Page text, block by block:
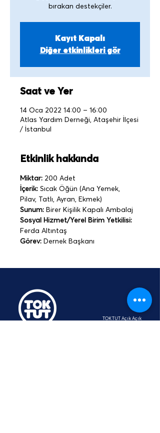
Kayıt Kapalı
Diğer etkinlikleri gör
Saat ve Yer
14 Oca 2022 14:00 – 16:00
Atlas Yardım Derneği, Ataşehir İlçesi
/ İstanbul
Etkinlik hakkında
Miktar: 200 Adet
İçerik: Sıcak Öğün (Ana Yemek,
Pilav, Tatlı, Ayran, Ekmek)
Sunum: Birer Kişilik Kapalı Ambalaj
Sosyal Hizmet/Yerel Birim Yetkilisi:
Ferda Altıntaş
Görev: Dernek Başkanı
TOKTUT Açık Açık